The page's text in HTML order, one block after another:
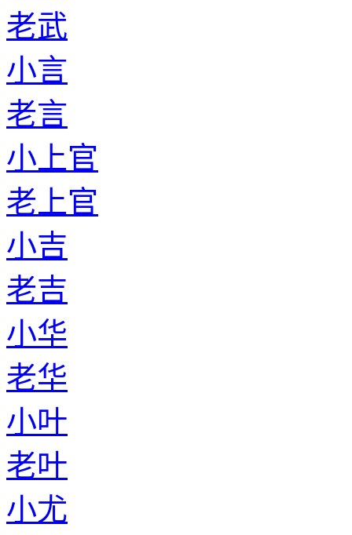
老武
小言
老言
小上官
老上官
小吉
老吉
小华
老华
小叶
老叶
小尤